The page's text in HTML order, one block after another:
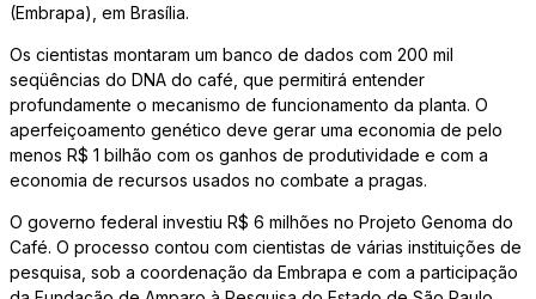
(Embrapa), em Brasília.
Os cientistas montaram um banco de dados com 200 mil
seqüências do DNA do café, que permitirá entender
profundamente o mecanismo de funcionamento da planta. O
aperfeiçoamento genético deve gerar uma economia de pelo
menos R$ 1 bilhão com os ganhos de produtividade e com a
economia de recursos usados no combate a pragas.
O governo federal investiu R$ 6 milhões no Projeto Genoma do
Café. O processo contou com cientistas de várias instituições de
pesquisa, sob a coordenação da Embrapa e com a participação